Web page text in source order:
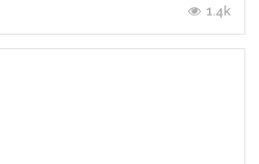
1.4k